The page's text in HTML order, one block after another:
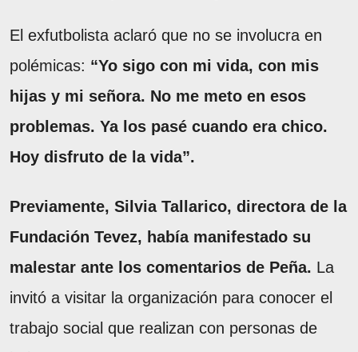
El exfutbolista aclaró que no se involucra en
polémicas: “Yo sigo con mi vida, con mis
hijas y mi señora. No me meto en esos
problemas. Ya los pasé cuando era chico.
Hoy disfruto de la vida”.
Previamente, Silvia Tallarico, directora de la
Fundación Tevez, había manifestado su
malestar ante los comentarios de Peña. La
invitó a visitar la organización para conocer el
trabajo social que realizan con personas de